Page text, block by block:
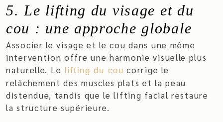
5. Le lifting du visage et du
cou : une approche globale
Associer le visage et le cou dans une même
intervention offre une harmonie visuelle plus
naturelle. Le lifting du cou corrige le
relâchement des muscles plats et la peau
distendue, tandis que le lifting facial restaure
la structure supérieure.